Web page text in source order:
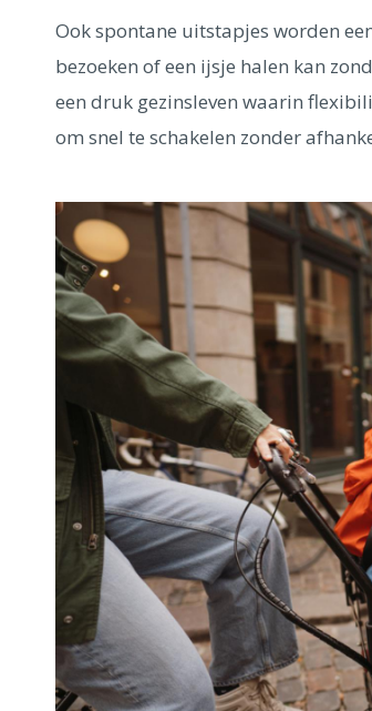
Ook spontane uitstapjes worden
bezoeken of een ijsje halen kan
een druk gezinsleven waarin
om snel te schakelen zonder